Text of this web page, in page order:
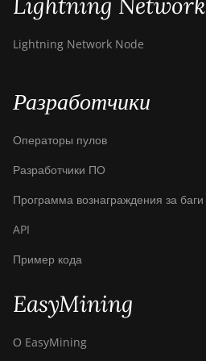
Ebang Ebit E12+
ElphaPex DG 1
ElphaPex DG 1+
ElphaPex DG 1S
ElphaPex DG Home 1
ElphaPex DG Hydro 1
ElphaPex DG2+
FusionSilicon X7
Goldshell AL-BOX
Lightning Network Node
Разработчики
Операторы пулов
Разработчики ПО
Программа вознаграждения за баги
API
Пример кода
EasyMining
О EasyMining